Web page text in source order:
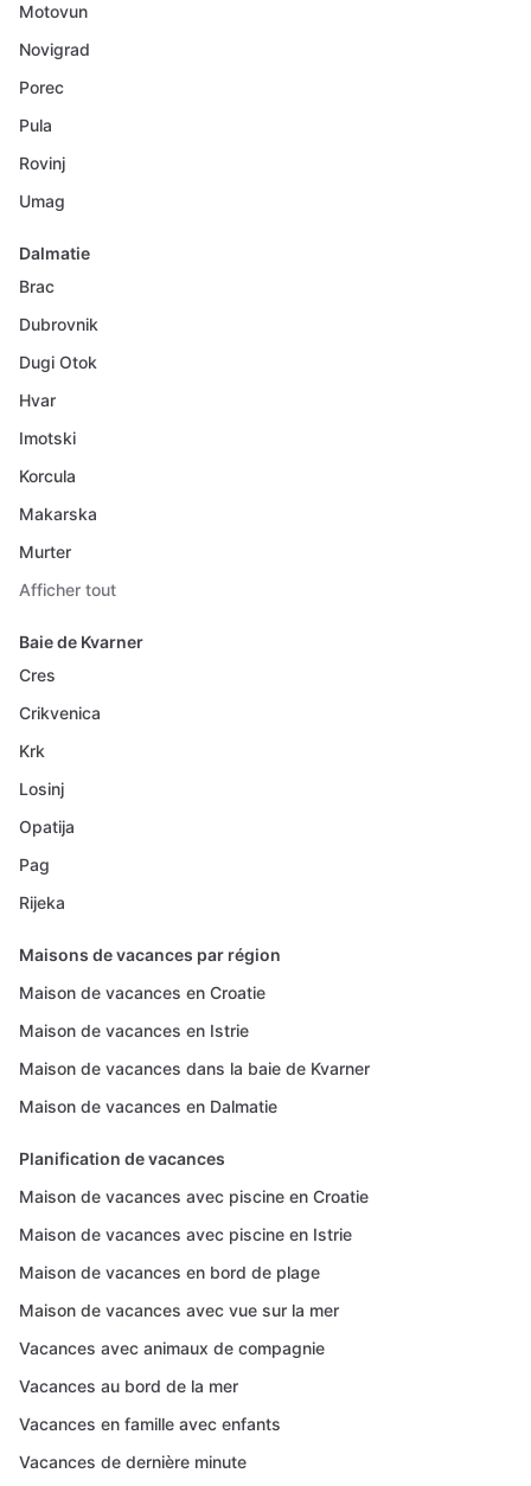
Motovun
Novigrad
Porec
Pula
Rovinj
Umag
Dalmatie
Brac
Dubrovnik
Dugi Otok
Hvar
Imotski
Korcula
Makarska
Murter
Afficher tout
Baie de Kvarner
Cres
Crikvenica
Krk
Losinj
Opatija
Pag
Rijeka
Maisons de vacances par région
Maison de vacances en Croatie
Maison de vacances en Istrie
Maison de vacances dans la baie de Kvarner
Maison de vacances en Dalmatie
Planification de vacances
Maison de vacances avec piscine en Croatie
Maison de vacances avec piscine en Istrie
Maison de vacances en bord de plage
Maison de vacances avec vue sur la mer
Vacances avec animaux de compagnie
Vacances au bord de la mer
Vacances en famille avec enfants
Vacances de dernière minute